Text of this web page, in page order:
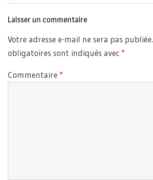
Laisser un commentaire
Votre adresse e-mail ne sera pas publiée.
obligatoires sont indiqués avec*
Commentaire *